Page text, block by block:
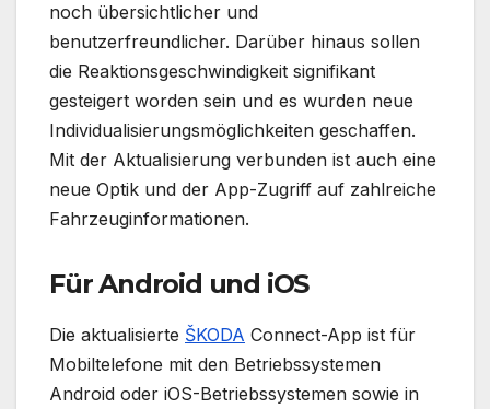
noch übersichtlicher und
benutzerfreundlicher. Darüber hinaus sollen
die Reaktionsgeschwindigkeit signifikant
gesteigert worden sein und es wurden neue
Individualisierungsmöglichkeiten geschaffen.
Mit der Aktualisierung verbunden ist auch eine
neue Optik und der App-Zugriff auf zahlreiche
Fahrzeuginformationen.
Für Android und iOS
Die aktualisierte ŠKODA Connect-App ist für
Mobiltelefone mit den Betriebssystemen
Android oder iOS-Betriebssystemen sowie in